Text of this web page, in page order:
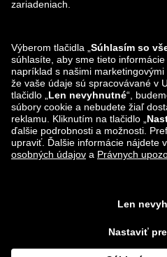
Lounge by Zalando aplikácie
¹ Všetky ceny zahŕňajú DPH; balné a
Zobrazené sumy, ktoré nie sú v €,
aktuálneho výmenného kurzu a za
Lounge by Zalando. Všetky objednávky